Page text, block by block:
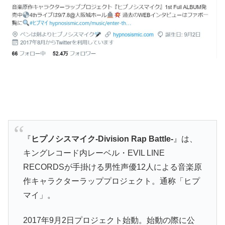
『 ヒプノシスマイク-Division Rap Battle-』は、
キングレコード内レーベル・EVIL LINE
RECORDSが手掛ける男性声優12人による音楽原
作キャラクターラッププロジェクト。通称「ヒプ
マイ」。
2017年9月2日プロジェクト始動。始動の際に公